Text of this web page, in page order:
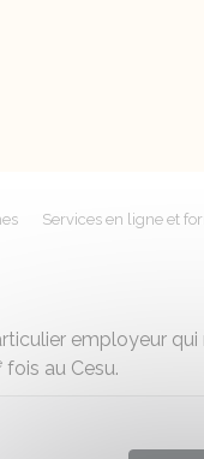
Services en ligne et
employeur qui
fois au Cesu.